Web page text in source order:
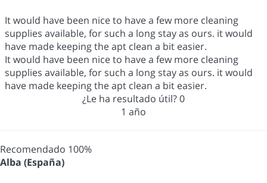
It would have been nice to have a few more cleaning
supplies available, for such a long stay as ours. it would
have made keeping the apt clean a bit easier.
It would have been nice to have a few more cleaning
supplies available, for such a long stay as ours. it would
have made keeping the apt clean a bit easier.
¿Le ha resultado útil?0
1 año
Recomendado 100%
Alba (España)